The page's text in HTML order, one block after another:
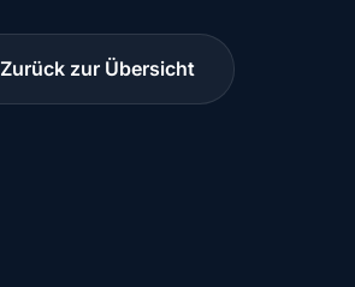
Zurück zur Übersicht